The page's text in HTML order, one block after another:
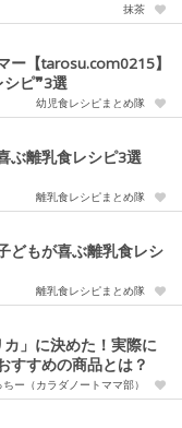
抹茶
ー【tarosu.com0215】
シピ❞3選
幼児食レシピまとめ隊
ぶ離乳食レシピ3選
離乳食レシピまとめ隊
どもが喜ぶ離乳食レシ
離乳食レシピまとめ隊
」に決めた！実際に
すすめの商品とは？
ー（カラダノートママ部）